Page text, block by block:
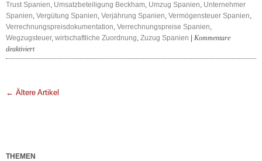
Trust Spanien, Umsatzbeteiligung Beckham, Umzug Spanien, Unternehmer
Spanien, Vergütung Spanien, Verjährung Spanien, Vermögensteuer Spanien,
Verrechnungspreisdokumentation, Verrechnungspreise Spanien,
Wegzugsteuer, wirtschaftliche Zuordnung, Zuzug Spanien
Kommentare
deaktiviertfür
Risiko
← Ältere Artikel
THEMEN